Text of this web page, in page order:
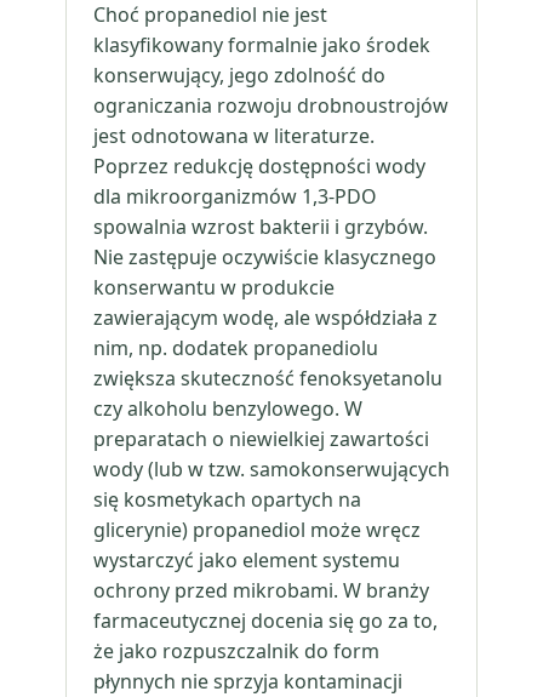
Choć propanediol nie jest
klasyfikowany formalnie jako środek
konserwujący, jego zdolność do
ograniczania rozwoju drobnoustrojów
jest odnotowana w literaturze.
Poprzez redukcję dostępności wody
dla mikroorganizmów 1,3-PDO
spowalnia wzrost bakterii i grzybów.
Nie zastępuje oczywiście klasycznego
konserwantu w produkcie
zawierającym wodę, ale współdziała z
nim, np. dodatek propanediolu
zwiększa skuteczność fenoksyetanolu
czy alkoholu benzylowego. W
preparatach o niewielkiej zawartości
wody (lub w tzw. samokonserwujących
się kosmetykach opartych na
glicerynie) propanediol może wręcz
wystarczyć jako element systemu
ochrony przed mikrobami. W branży
farmaceutycznej docenia się go za to,
że jako rozpuszczalnik do form
płynnych nie sprzyja kontaminacji